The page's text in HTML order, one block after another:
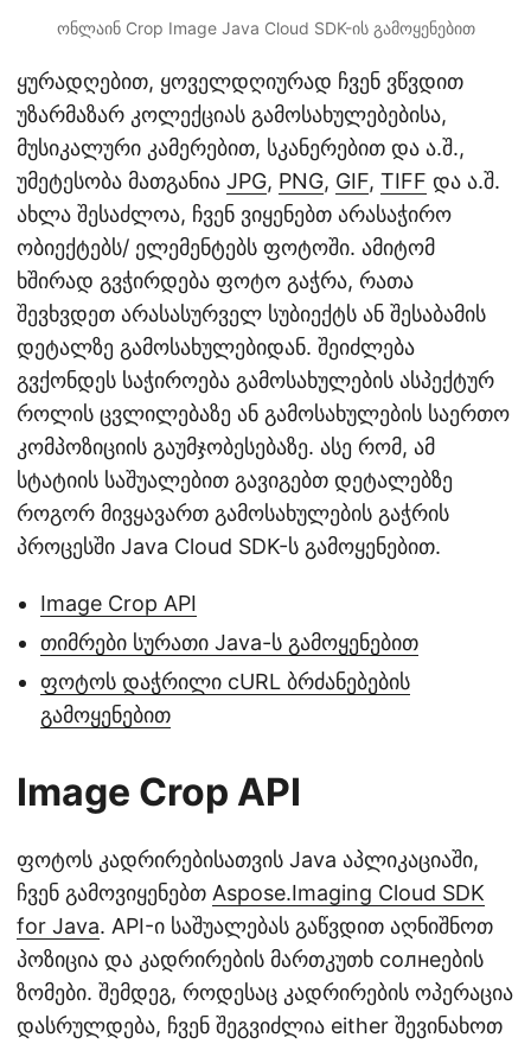
ონლაინ Crop Image Java Cloud SDK-ის გამოყენებით
ყურადღებით, ყოველდღიურად ჩვენ ვწვდით
უზარმაზარ კოლექციას გამოსახულებებისა,
მუსიკალური კამერებით, სკანერებით და ა.შ.,
უმეტესობა მათგანია JPG, PNG, GIF, TIFF და ა.შ.
ახლა შესაძლოა, ჩვენ ვიყენებთ არასაჭირო
ობიექტებს/ ელემენტებს ფოტოში. ამიტომ
ხშირად გვჭირდება ფოტო გაჭრა, რათა
შევხვდეთ არასასურველ სუბიექტს ან შესაბამის
დეტალზე გამოსახულებიდან. შეიძლება
გვქონდეს საჭიროება გამოსახულების ასპექტურ
როლის ცვლილებაზე ან გამოსახულების საერთო
კომპოზიციის გაუმჯობესებაზე. ასე რომ, ამ
სტატიის საშუალებით გავიგებთ დეტალებზე
როგორ მივყავართ გამოსახულების გაჭრის
პროცესში Java Cloud SDK-ს გამოყენებით.
Image Crop API
თიმრები სურათი Java-ს გამოყენებით
ფოტოს დაჭრილი cURL ბრძანებების
გამოყენებით
Image Crop API
ფოტოს კადრირებისათვის Java აპლიკაციაში,
ჩვენ გამოვიყენებთ Aspose.Imaging Cloud SDK
for Java. API-ი საშუალებას გაწვდით აღნიშნოთ
პოზიცია და კადრირების მართკუთხ солнеების
ზომები. შემდეგ, როდესაც კადრირების ოპერაცია
დასრულდება, ჩვენ შეგვიძლია either შევინახოთ